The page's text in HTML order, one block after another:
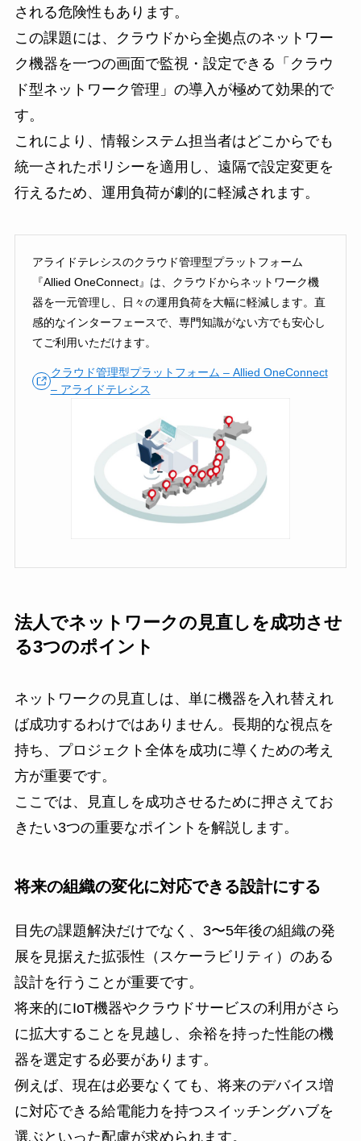
される危険性もあります。
この課題には、クラウドから全拠点のネットワー
ク機器を一つの画面で監視・設定できる「クラウ
ド型ネットワーク管理」の導入が極めて効果的で
す。
これにより、情報システム担当者はどこからでも
統一されたポリシーを適用し、遠隔で設定変更を
行えるため、運用負荷が劇的に軽減されます。
アライドテレシスのクラウド管理型プラットフォーム
『Allied OneConnect』は、クラウドからネットワーク機
器を一元管理し、日々の運用負荷を大幅に軽減します。直
感的なインターフェースで、専門知識がない方でも安心し
てご利用いただけます。
クラウド管理型プラットフォーム – Allied OneConnect
– アライドテレシス
法人でネットワークの見直しを成功させ
る3つのポイント
ネットワークの見直しは、単に機器を入れ替えれ
ば成功するわけではありません。長期的な視点を
持ち、プロジェクト全体を成功に導くための考え
方が重要です。
ここでは、見直しを成功させるために押さえてお
きたい3つの重要なポイントを解説します。
将来の組織の変化に対応できる設計にする
目先の課題解決だけでなく、3〜5年後の組織の発
展を見据えた拡張性（スケーラビリティ）のある
設計を行うことが重要です。
将来的にIoT機器やクラウドサービスの利用がさら
に拡大することを見越し、余裕を持った性能の機
器を選定する必要があります。
例えば、現在は必要なくても、将来のデバイス増
に対応できる給電能力を持つスイッチングハブを
選ぶといった配慮が求められます。